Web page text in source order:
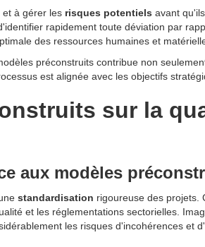
et à gérer les risques potentiels avant
rapidement toute déviation par
des ressources humaines et
préconstruits contribue non
est alignée avec les objectifs
sur la
aux modèles
standardisation rigoureuse des projets.
et les réglementations sectorielles.
les risques d'incohérences et